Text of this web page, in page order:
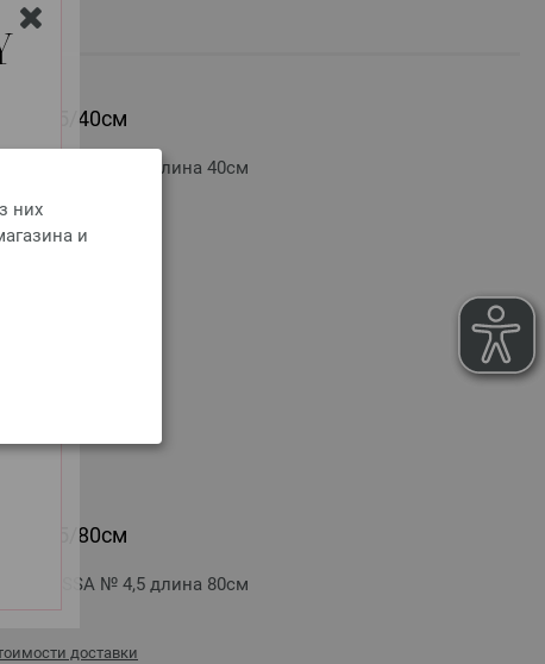
них
и
№ 3,5/40см
GROSSA № 3,5 длина 40см
доставки
№ 4,5/80см
GROSSA № 4,5 длина 80см
доставки